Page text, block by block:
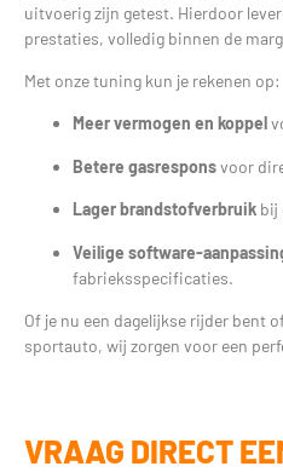
uitvoerig zijn getest. Hierdoor
prestaties, volledig binnen de
Met onze tuning kun je rekenen op:
Meer vermogen en koppel
Betere gasresponsvoor
Lager brandstofverbruik bij
Veilige software-
fabrieksspecificaties.
Of je nu een dagelijkse rijder bent
sportauto, wij zorgen voor een
VRAAG DIRECT